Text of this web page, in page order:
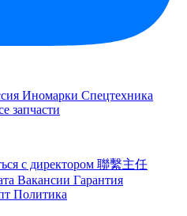
Иномарки Спецтехника
запчасти
с директором 聯繫主任
Вакансии Гарантия
Политика